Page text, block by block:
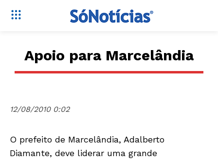
Apoio para Marcelândia
12/08/2010 0:02
O prefeito de Marcelândia, Adalberto
Diamante, deve liderar uma grande